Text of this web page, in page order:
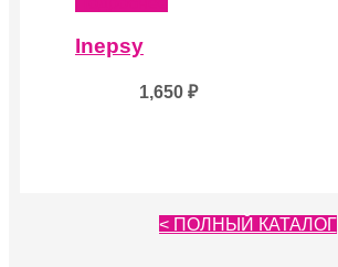
Inepsy
1,650 ₽
< ПОЛНЫЙ КАТАЛОГ